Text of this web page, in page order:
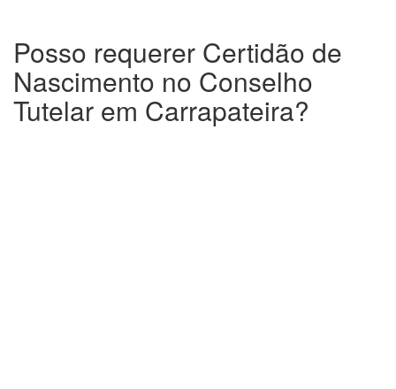
Posso requerer Certidão de
Nascimento no Conselho
Tutelar em Carrapateira?